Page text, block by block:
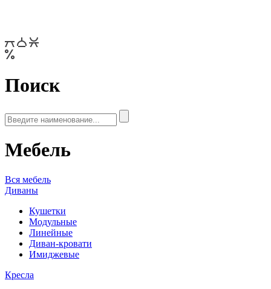
Поиск
Мебель
Вся мебель
Диваны
Кушетки
Модульные
Линейные
Диван-кровати
Имиджевые
Кресла